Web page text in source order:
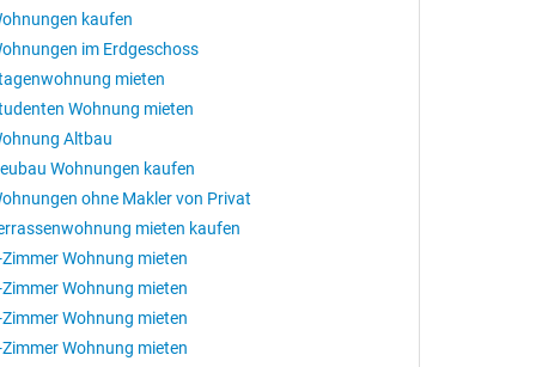
kaufen
im Erdgeschoss
mieten
Wohnung mieten
Altbau
Wohnungen kaufen
ohne Makler von Privat
mieten kaufen
Zimmer Wohnung mieten
Wohnung mieten
Wohnung mieten
Wohnung mieten